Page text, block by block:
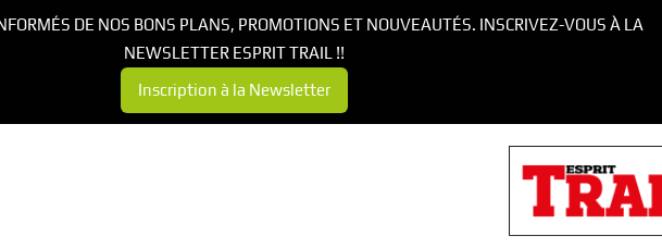
DE NOS BONS PLANS, PROMOTIONS ET NOUVEAUTÉS. INSCRIVEZ-VOUS À LA
NEWSLETTER ESPRIT TRAIL !!
Inscription à la Newsletter